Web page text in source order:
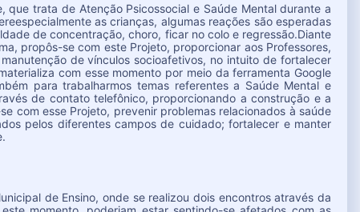
que trata de Atenção Psicossocial e Saúde Mental durante a
as crianças, algumas reações são esperadas
de concentração, choro, ficar no colo e regressão.Diante
propôs-se com este Projeto, proporcionar aos Professores,
de vínculos socioafetivos, no intuito de fortalecer
com esse momento por meio da ferramenta Google
para trabalharmos temas referentes a Saúde Mental e
de contato telefônico, proporcionando a construção e a
com esse Projeto, prevenir problemas relacionados à saúde
pelos diferentes campos de cuidado; fortalecer e manter
de Ensino, onde se realizou dois encontros através da